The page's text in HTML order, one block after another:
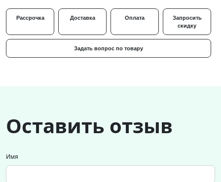
Рассрочка Доставка Оплата
Запросить
скидку
Задать вопрос по товару
Оставить отзыв
Имя